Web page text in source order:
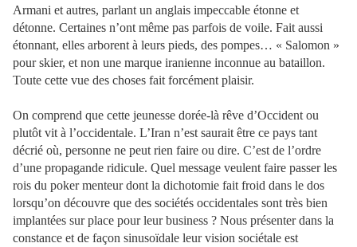
Armani et autres, parlant un anglais impeccable étonne et
détonne. Certaines n’ont même pas parfois de voile. Fait aussi
étonnant, elles arborent à leurs pieds, des pompes… « Salomon »
pour skier, et non une marque iranienne inconnue au bataillon.
Toute cette vue des choses fait forcément plaisir.
On comprend que cette jeunesse dorée-là rêve d’Occident ou
plutôt vit à l’occidentale. L’Iran n’est saurait être ce pays tant
décrié où, personne ne peut rien faire ou dire. C’est de l’ordre
d’une propagande ridicule. Quel message veulent faire passer les
rois du poker menteur dont la dichotomie fait froid dans le dos
lorsqu’on découvre que des sociétés occidentales sont très bien
implantées sur place pour leur business ? Nous présenter dans la
constance et de façon sinusoïdale leur vision sociétale est